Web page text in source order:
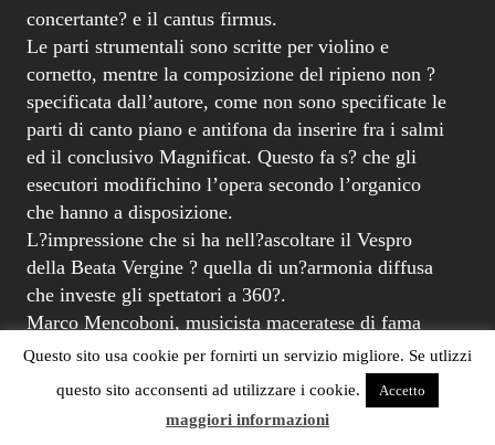
concertante? e il cantus firmus.
Le parti strumentali sono scritte per violino e
cornetto, mentre la composizione del ripieno non ?
specificata dall’autore, come non sono specificate le
parti di canto piano e antifona da inserire fra i salmi
ed il conclusivo Magnificat. Questo fa s? che gli
esecutori modifichino l’opera secondo l’organico
che hanno a disposizione.
L?impressione che si ha nell?ascoltare il Vespro
della Beata Vergine ? quella di un?armonia diffusa
che investe gli spettatori a 360?.
Marco Mencoboni, musicista maceratese di fama
internazionale, allievo come Ton Koopman di
Gustav Leonhardt (uno dei pionieri della filologia
barocchista), e particolarmente attivo nel recupero
delle antiche prassi esecutive del repertorio musicale
Questo sito usa cookie per fornirti un servizio migliore. Se utlizzi
questo sito acconsenti ad utilizzare i cookie.
Accetto
maggiori informazioni